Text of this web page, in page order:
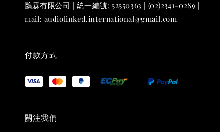
鷗霖有限公司 | 統一編號: 52550363 | (02)2341-0289 |
mail: audiolinked.international@gmail.com
付款方式
關注我們